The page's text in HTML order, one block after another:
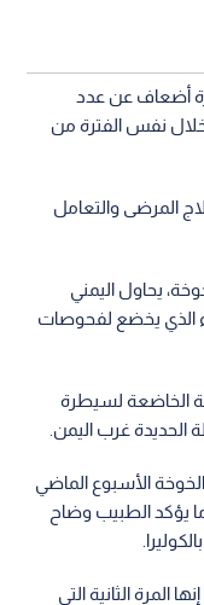
أضعاف عن عدد
خلال نفس الفترة من
المرضى والتعامل
يحاول اليمني
الذي يخضع لفحوصات
الخاضعة لسيطرة
الحديدة غرب اليمن.
الأسبوع الماضي
يؤكد الطبيب وضاح
المرة الثانية التي